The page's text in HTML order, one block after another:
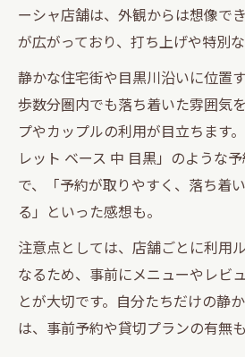
ーシャ店舗は、外観からは想像で
が広がっており、打ち上げや特別
静かな住宅街や目黒川沿いに位置
歩数分圏内でも落ち着いた雰囲気
プやカップルの利用が目立ちます
レット ベース 中 目黒」のような
で、「予約が取りやすく、落ち着
る」といった感想も。
注意点としては、店舗ごとに利用
なるため、事前にメニューやレビ
とが大切です。自分たちだけの静
は、事前予約や貸切プランの有無